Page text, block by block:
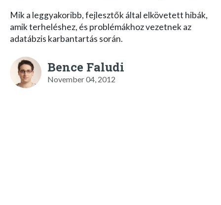
Mik a leggyakoribb, fejlesztők által elkövetett hibák,
amik terheléshez, és problémákhoz vezetnek az
adatábzis karbantartás során.
Bence Faludi
November 04, 2012